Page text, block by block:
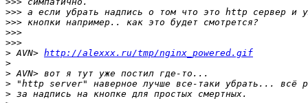
>>>
>>>
>>>
>>>
> AVN> http://alexxx.ru/tmp/nginx_powered.gif
>
>
>
>